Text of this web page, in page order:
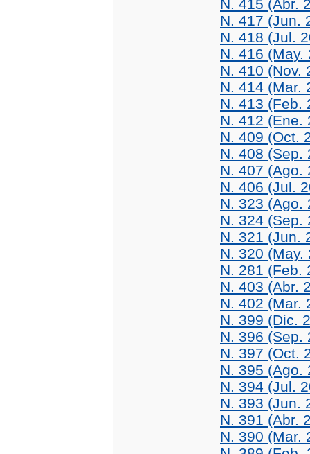
N. 415 (Abr.
N. 417 (Jun.
N. 418 (Jul.
N. 416 (May.
N. 410 (Nov.
N. 414 (Mar.
N. 413 (Feb.
N. 412 (Ene.
N. 409 (Oct.
N. 408 (Sep.
N. 407 (Ago.
N. 406 (Jul.
N. 323 (Ago.
N. 324 (Sep.
N. 321 (Jun.
N. 320 (May.
N. 281 (Feb.
N. 403 (Abr.
N. 402 (Mar.
N. 399 (Dic.
N. 396 (Sep.
N. 397 (Oct.
N. 395 (Ago.
N. 394 (Jul.
N. 393 (Jun.
N. 391 (Abr.
N. 390 (Mar.